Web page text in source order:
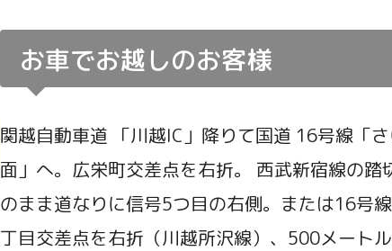
お車でお越しのお客様
関越自動車道 「川越IC」降りて国道 16号線「
面」へ。広栄町交差点を右折。 西武新宿線の踏
のまま道なりに信号5つ目の右側。または16号
丁目交差点を右折（川越所沢線）、500メートル